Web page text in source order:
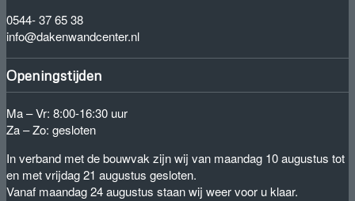
0544- 37 65 38
info@dakenwandcenter.nl
Openingstijden
Ma – Vr: 8:00-16:30 uur
Za – Zo: gesloten
In verband met de bouwvak zijn wij van maandag 10 augustus tot
en met vrijdag 21 augustus gesloten.
Vanaf maandag 24 augustus staan wij weer voor u klaar.